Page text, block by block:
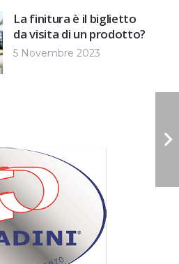
La finitura è il biglietto
da visita di un prodotto?
5 Novembre 2023